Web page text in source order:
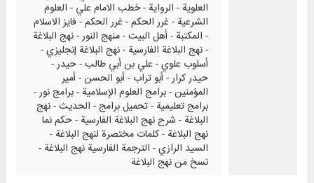
العلوية - الرواية - خطب الامام علي - العلوم
الشرعية - غرر الحكم - غرر الحكم - فايز الاسلام
- المكتبة - أهل البيت - منهج النور - نهج البلاغة
- نهج البلاغة الفارسية - نهج البلاغة إنجليزي -
أسلوب علوي - علي بن أبي طالب - حيدر -
حيدر كرار - أبو تراب - أبو الحسن - أمير
المؤمنين - برامج العلوم الإسلامية - برامج نور -
برامج تعليمية - تحميل برامج - الحديث - نهج
البلاغة - شرح نهج البلاغة الفارسية - حكم نما
نهج البلاغة - كلمات مختصرة لنهج البلاغة -
السيد الرازي - الترجمة الفارسية نهج البلاغة -
نسخ من نهج البلاغة